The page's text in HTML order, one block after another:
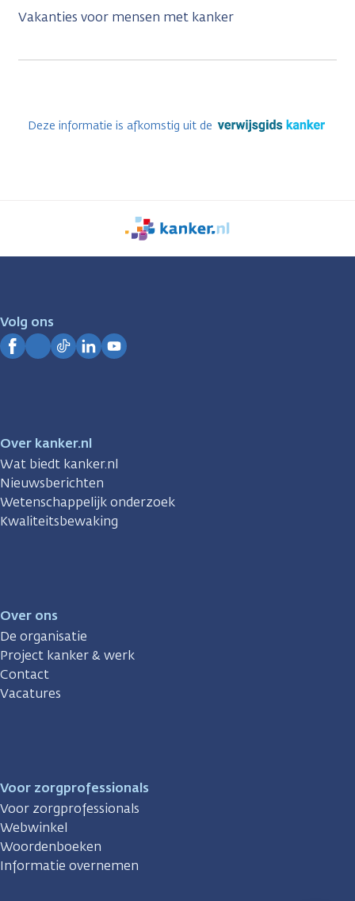
Vakanties voor mensen met kanker
Deze informatie is afkomstig uit de
We
zijn
Volg ons
Over kanker.nl
Wat biedt kanker.nl
Nieuwsberichten
Wetenschappelijk onderzoek
Kwaliteitsbewaking
Over ons
De organisatie
Project kanker & werk
Contact
Vacatures
Voor zorgprofessionals
Voor zorgprofessionals
Webwinkel
Woordenboeken
Informatie overnemen